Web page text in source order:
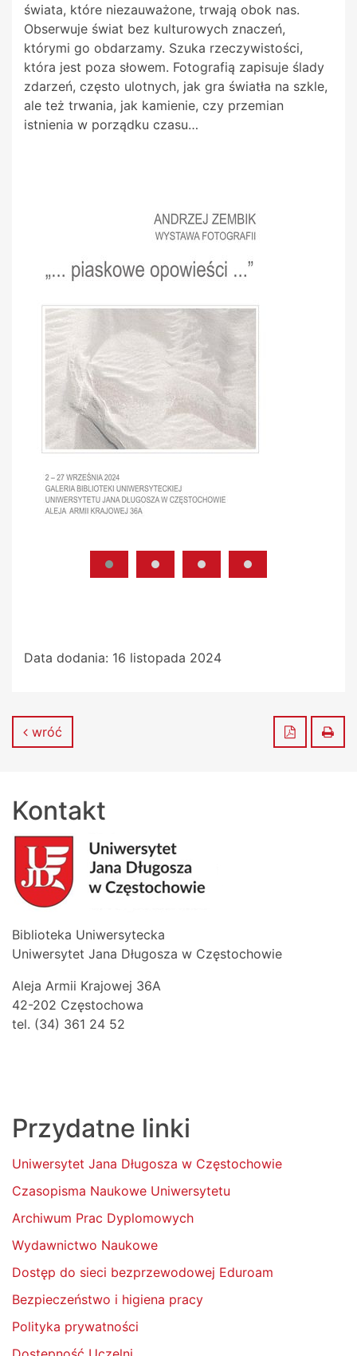
świata, które niezauważone, trwają obok nas.
Obserwuje świat bez kulturowych znaczeń,
którymi go obdarzamy. Szuka rzeczywistości,
która jest poza słowem. Fotografią zapisuje ślady
zdarzeń, często ulotnych, jak gra światła na szkle,
ale też trwania, jak kamienie, czy przemian
istnienia w porządku czasu…
Data dodania: 16 listopada 2024
wróć Zapisz do
Kontakt
Biblioteka Uniwersytecka
Uniwersytet Jana Długosza w Częstochowie
Aleja Armii Krajowej 36A
42-202 Częstochowa
tel. (34) 361 24 52
Przydatne linki
Uniwersytet Jana Długosza w Częstochowie
Czasopisma Naukowe Uniwersytetu
Archiwum Prac Dyplomowych
Wydawnictwo Naukowe
Dostęp do sieci bezprzewodowej Eduroam
Bezpieczeństwo i higiena pracy
Polityka prywatności